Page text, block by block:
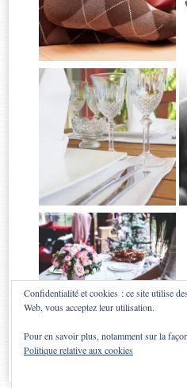
Confidentialité et cookies : ce site utilise
Web, vous acceptez leur utilisation.
Pour en savoir plus, notamment sur la
Politique relative aux cookies